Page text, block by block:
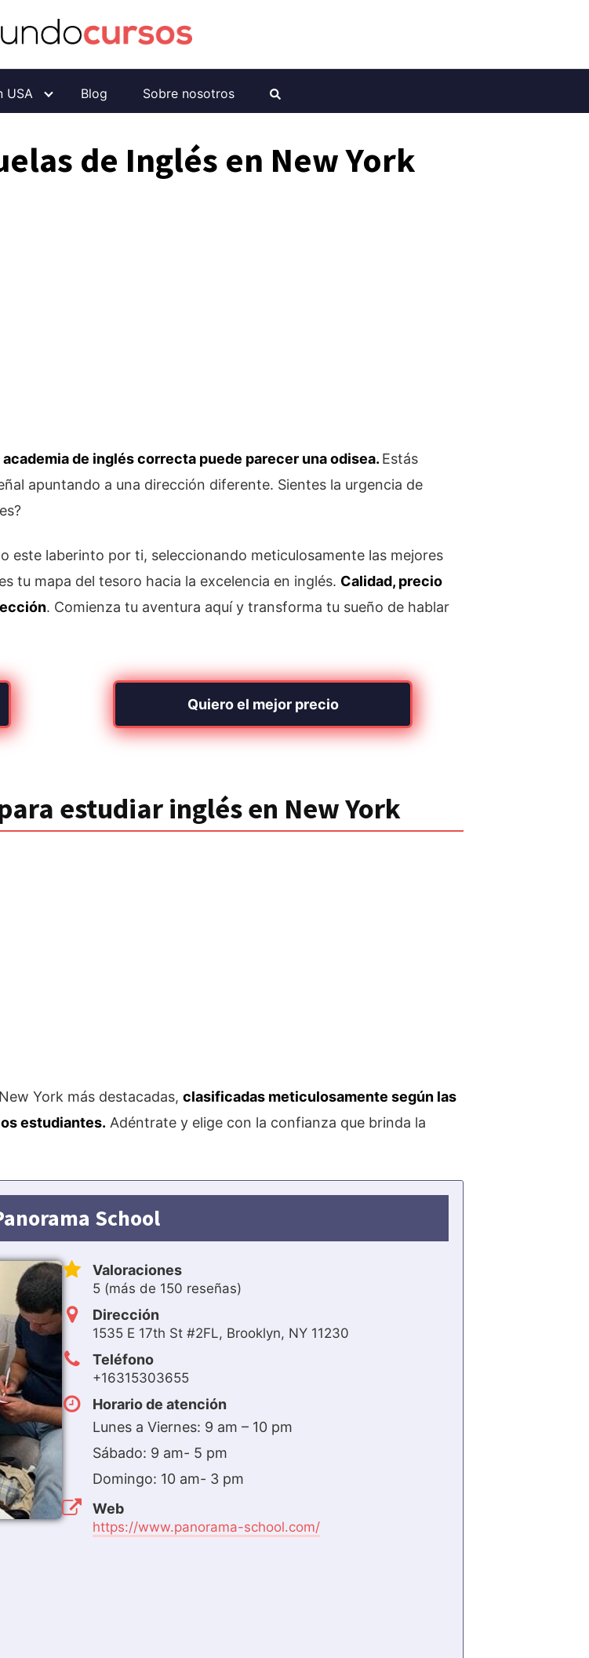
USA Blog Sobre nosotros
de Inglés en New York
academia de inglés correcta puede parecer una odisea. Estás
apuntando a una dirección diferente. Sientes la urgencia de
este laberinto por ti, seleccionando meticulosamente las mejores
tu mapa del tesoro hacia la excelencia en inglés. Calidad, precio
. Comienza tu aventura aquí y transforma tu sueño de hablar
Quiero el mejor precio
estudiar inglés en New York
York más destacadas, clasificadas meticulosamente según las
estudiantes. Adéntrate y elige con la confianza que brinda la
School
Valoraciones
5 (más de 150 reseñas)
Dirección
1535 E 17th St #2FL, Brooklyn, NY 11230
Teléfono
+16315303655
Horario de atención
Lunes a Viernes: 9 am – 10 pm
Sábado: 9 am- 5 pm
Domingo: 10 am- 3 pm
Web
https://www.panorama-school.com/